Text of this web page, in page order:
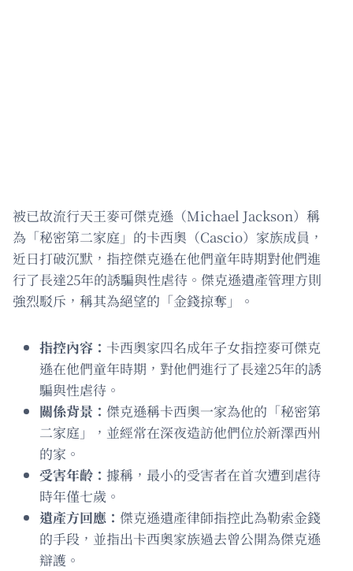
被已故流行天王麥可傑克遜（Michael Jackson）稱
為「秘密第二家庭」的卡西奧（Cascio）家族成員，
近日打破沉默，指控傑克遜在他們童年時期對他們進
行了長達25年的誘騙與性虐待。傑克遜遺產管理方則
強烈駁斥，稱其為絕望的「金錢掠奪」。
指控內容： 卡西奧家四名成年子女指控麥可傑克
遜在他們童年時期，對他們進行了長達25年的誘
騙與性虐待。
關係背景： 傑克遜稱卡西奧一家為他的「秘密第
二家庭」，並經常在深夜造訪他們位於新澤西州
的家。
受害年齡： 據稱，最小的受害者在首次遭到虐待
時年僅七歲。
遺產方回應： 傑克遜遺產律師指控此為勒索金錢
的手段，並指出卡西奧家族過去曾公開為傑克遜
辯護。